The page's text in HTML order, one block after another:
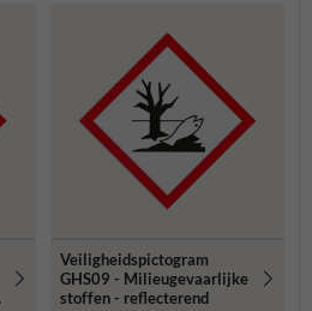
Veiligheidspictogram
GHS09 - Milieugevaarlijke
stoffen - reflecterend